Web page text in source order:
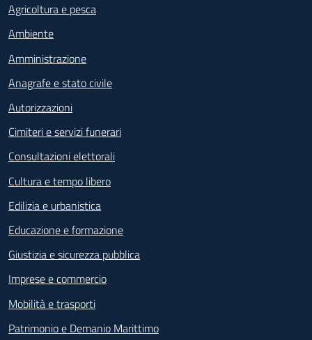
Agricoltura e pesca
Ambiente
Amministrazione
Anagrafe e stato civile
Autorizzazioni
Cimiteri e servizi funerari
Consultazioni elettorali
Cultura e tempo libero
Edilizia e urbanistica
Educazione e formazione
Giustizia e sicurezza pubblica
Imprese e commercio
Mobilità e trasporti
Patrimonio e Demanio Marittimo